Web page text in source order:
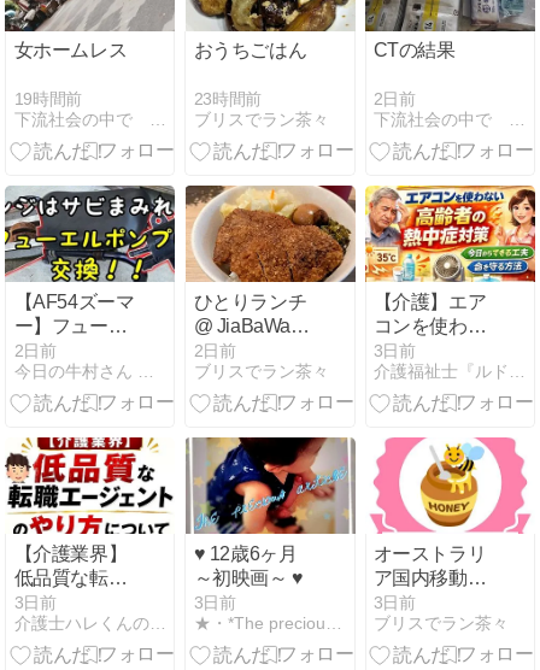
女ホームレス
19時間前
下流社会の中で 社交不安障害編
おうちごはん
23時間前
ブリスでラン茶々
CTの結果
2日前
下流社会の中で 社交不安障害編
【AF54ズーマ
ー】フューエ
ルポンプ交換
＆シートフレ
ーム塗装の
2日前
今日の牛村さん 介護と育児と改造日誌
ひとりランチ
@ JiaBaWay,
Brisbane CBD
2日前
ブリスでラン茶々
【介護】エア
コンを使わな
い高齢者の熱
中症対策｜
「大丈夫」が
を守るために
今日からでき
る工夫
3日前
介護福祉士『ルドルフ』のつれづれブログ
【介護業界】
低品質な転職
エージェント
のやり方につ
いて
3日前
介護士ハレくんの脳内日記
♥ 12歳6ヶ月
～初映画～ ♥
3日前
★・*The precious article *・★
オーストラリ
ア国内移動の
検疫
3日前
ブリスでラン茶々